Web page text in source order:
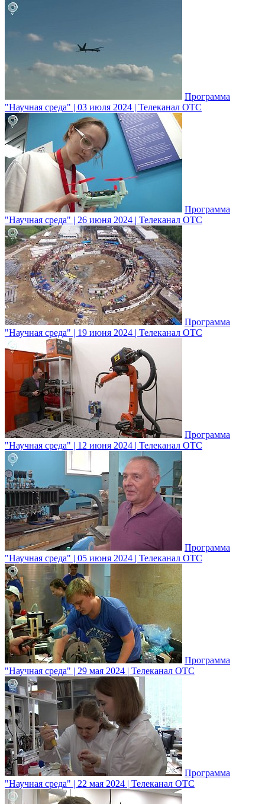
Программа
"Научная среда" | 03 июля 2024 | Телеканал ОТС
Программа
"Научная среда" | 26 июня 2024 | Телеканал ОТС
Программа
"Научная среда" | 19 июня 2024 | Телеканал ОТС
Программа
"Научная среда" | 12 июня 2024 | Телеканал ОТС
Программа
"Научная среда" | 05 июня 2024 | Телеканал ОТС
Программа
"Научная среда" | 29 мая 2024 | Телеканал ОТС
Программа
"Научная среда" | 22 мая 2024 | Телеканал ОТС